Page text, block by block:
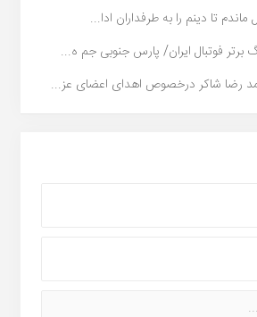
ماندم تا دینم را به طرفداران ادا...
فوتبال ایران/ پارس جنوبی جم ه...
رضا شاکر درخصوص اهدای اعضای عز...